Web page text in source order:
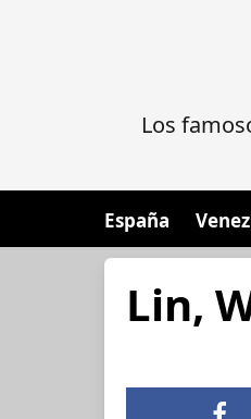
Los
España
Lin,